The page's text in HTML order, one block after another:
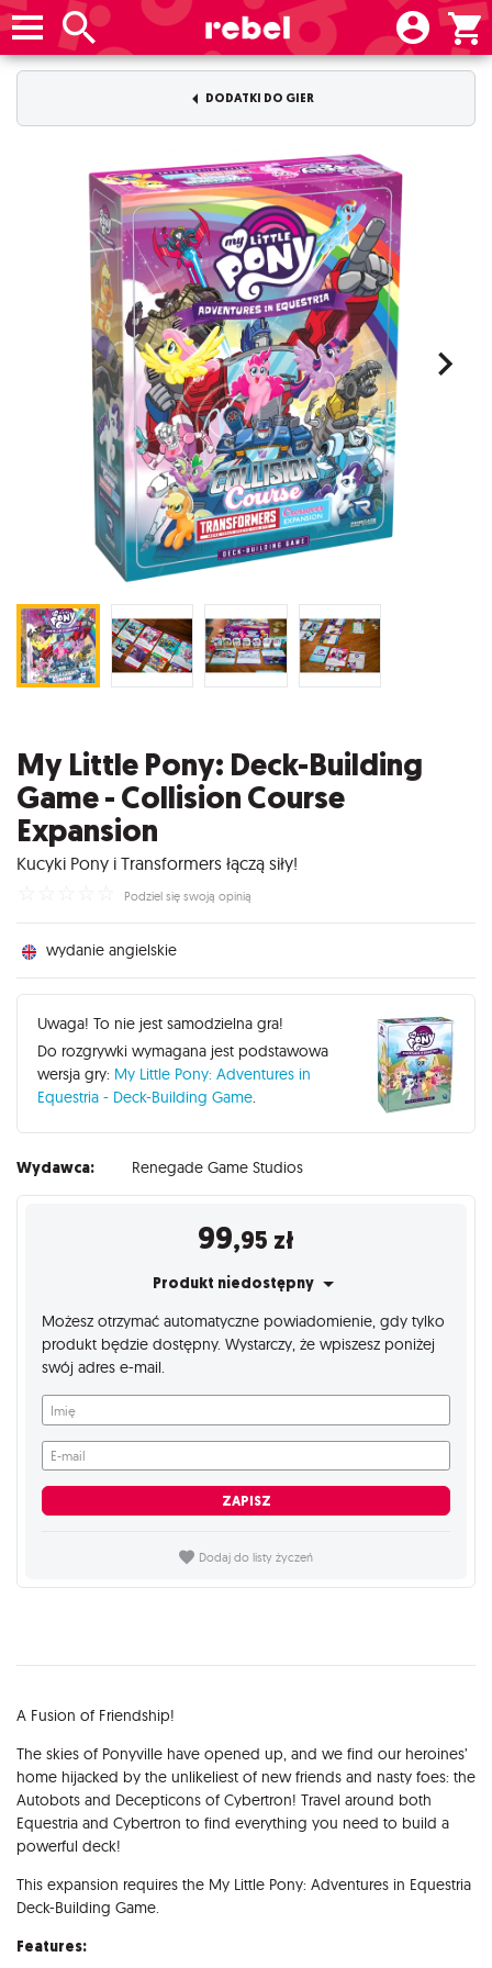
DODATKI DO GIER
My Little Pony: Deck-Building
Game - Collision Course
Expansion
Kucyki Pony i Transformers łączą siły!
Podziel się swoją opinią
wydanie angielskie
Uwaga! To nie jest samodzielna gra!
Do rozgrywki wymagana jest podstawowa
wersja gry: My Little Pony: Adventures in
Equestria - Deck-Building Game.
Wydawca: Renegade Game Studios
99,95 zł
Produkt niedostępny
Możesz otrzymać automatyczne powiadomienie, gdy tylko
produkt będzie dostępny. Wystarczy, że wpiszesz poniżej
swój adres e-mail.
Imię
E-mail
ZAPISZ
Dodaj do listy życzeń
Opis
A Fusion of Friendship!
The skies of Ponyville have opened up, and we find our heroines’
home hijacked by the unlikeliest of new friends and nasty foes: the
Autobots and Decepticons of Cybertron! Travel around both
Equestria and Cybertron to find everything you need to build a
powerful deck!
This expansion requires the My Little Pony: Adventures in Equestria
Deck-Building Game.
Features: